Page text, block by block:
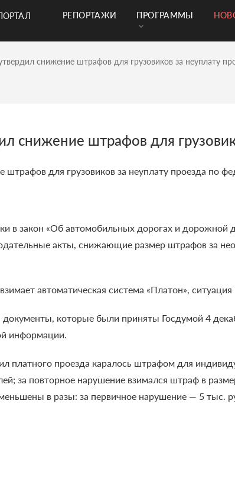
РЕПОРТАЖИ ПРОГРАММЫ
снижение штрафов для грузовиков за неуплату
снижение штрафов для
для грузовиков за неуплату проезда по
в закон «Об автомобильных дорогах и дорожной
акты, снижающие размер штрафов за
автоматическая система «Платон»,
документы, которые были приняты Госдумой 4
информации.
платного проезда каралось штрафом для
за повторное нарушение взимался штраф в
в разы: за первичное нарушение — 5 тыс.